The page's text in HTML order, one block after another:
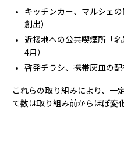
キッチンカー、マルシェ
創出）
近接地への公共喫煙所「
4月）
啓発チラシ、携帯灰皿の配
これらの取り組みにより、一
て数は取り組み前からほぼ変
───